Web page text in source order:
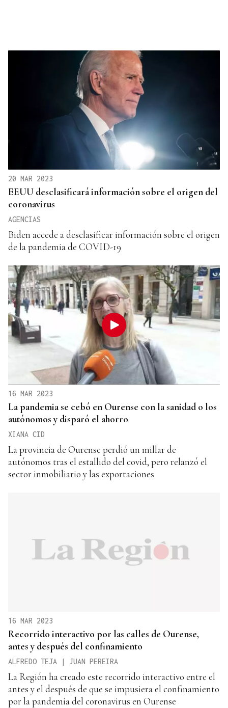
20 MAR 2023
EEUU desclasificará información sobre el origen del
coronavirus
AGENCIAS
Biden accede a desclasificar información sobre el origen
de la pandemia de COVID-19
16 MAR 2023
La pandemia se cebó en Ourense con la sanidad o los
autónomos y disparó el ahorro
XIANA CID
La provincia de Ourense perdió un millar de
autónomos tras el estallido del covid, pero relanzó el
sector inmobiliario y las exportaciones
16 MAR 2023
Recorrido interactivo por las calles de Ourense,
antes y después del confinamiento
ALFREDO TEJA | JUAN PEREIRA
La Región ha creado este recorrido interactivo entre el
antes y el después de que se impusiera el confinamiento
por la pandemia del coronavirus en Ourense